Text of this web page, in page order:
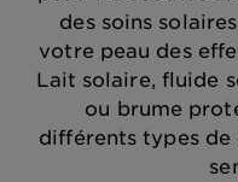
SOLAIRE
des soins
votre peau des
Lait solaire, fluide
ou brume
différents types de